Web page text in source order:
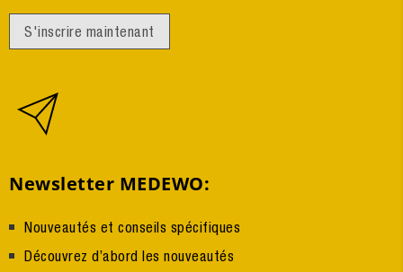
S'inscrire maintenant
Newsletter MEDEWO:
Nouveautés et conseils spécifiques
Découvrez d’abord les nouveautés